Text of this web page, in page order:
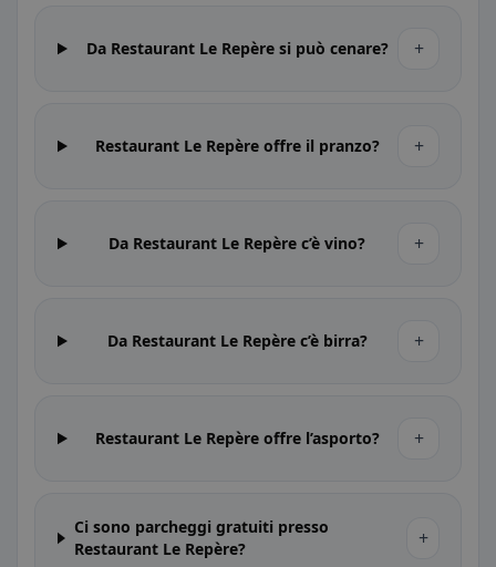
Da Restaurant Le Repère si può cenare? +
Restaurant Le Repère offre il pranzo? +
Da Restaurant Le Repère c’è vino? +
Da Restaurant Le Repère c’è birra? +
Restaurant Le Repère offre l’asporto? +
Ci sono parcheggi gratuiti presso
Restaurant Le Repère?
+